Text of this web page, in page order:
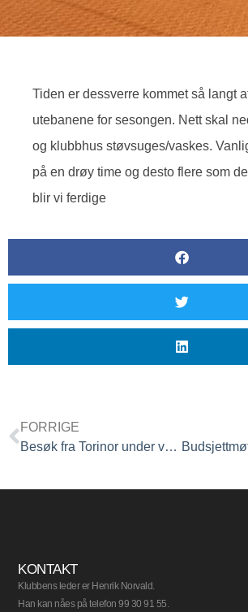
Tiden er dessverre kommet så langt
utebanene for sesongen. Nett skal
og klubbhus støvsuges/vaskes.
på en drøy time og desto flere som
blir vi ferdige
FORRIGE
Besøk fra Torinor under vår turnering 9. sept
KONTAKT
Klubbens leder er Henrik Norvald.
Han kan nåes på telefon 99 30 91 55.